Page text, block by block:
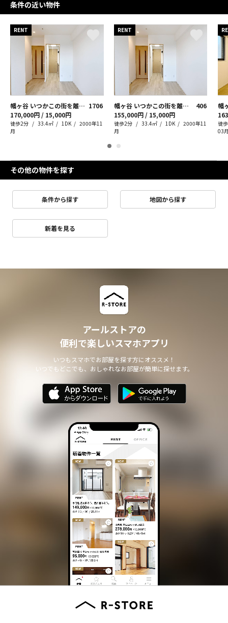
条件の近い物件
RENT
幡ヶ谷 いつかこの街を離れても 1706
170,000円 / 15,000円
徒歩2分 33.4㎡ 1DK
2000年11
月
RENT
幡ヶ谷 いつかこの街を離れても
406
155,000円 / 15,000円
徒歩2分 33.4㎡ 1DK
2000年11
月
幡
徒
03
その他の物件を探す
条件から探す 地図から探す
新着を見る
アールストアの
便利で楽しいスマホアプリ
いつもスマホでお部屋を探す方にオススメ！
いつでもどこでも、おしゃれなお部屋が簡単に探せます。